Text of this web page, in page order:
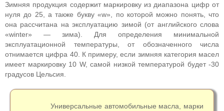
Зимняя продукция содержит маркировку из диапазона цифр от
нуля до 25, а также букву «w», по которой можно понять, что
она рассчитана на эксплуатацию зимой (от английского слова
«winter» — зима). Для определения минимальной
эксплуатационной температуры, от обозначенного числа
отнимается цифра 40. К примеру, если зимняя категория масел
имеет маркировку 10 W, самой низкой температурой будет -30
градусов Цельсия.
Универсальные автомобильные масла, марки